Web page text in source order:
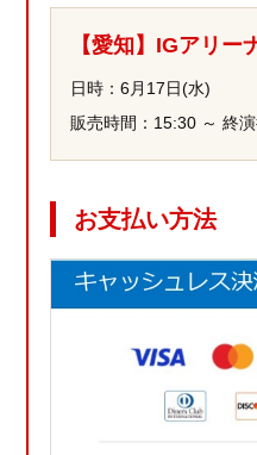
【愛知】IGアリー
日時：6月17日(水)
販売時間：15:30 ～ 終
お支払い方法